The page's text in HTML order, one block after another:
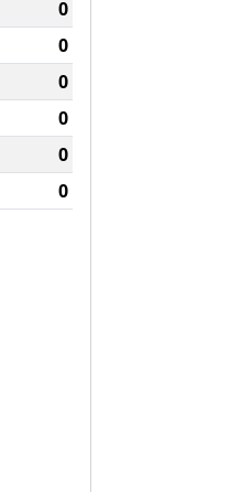
0
0
0
0
0
0